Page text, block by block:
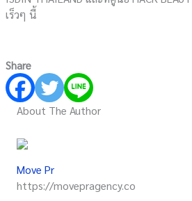
เร็วๆ นี้
Share
About The Author
Move Pr
https://movepragency.co